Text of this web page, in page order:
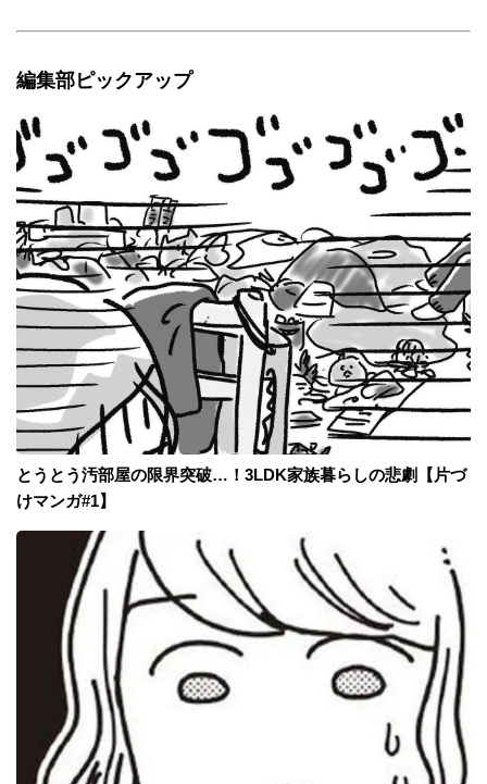
編集部ピックアップ
とうとう汚部屋の限界突破…！3LDK家族暮らしの悲劇【片づ
けマンガ#1】